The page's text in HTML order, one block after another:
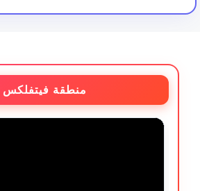
منطقة فيتفلكس